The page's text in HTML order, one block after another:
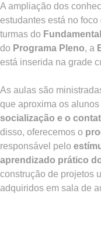
A ampliação dos
estudantes está no
turmas do
do Programa Pleno, a
está inserida na grade
As aulas são
que aproxima os
socialização e o
disso, oferecemos o
responsável pelo
aprendizado prático
construção de projetos
adquiridos em sala de